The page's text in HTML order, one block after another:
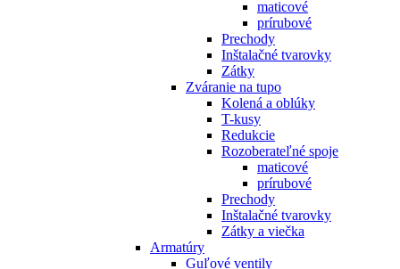
maticové
prírubové
Prechody
Inštalačné tvarovky
Zátky
Zváranie na tupo
Kolená a oblúky
T-kusy
Redukcie
Rozoberateľné spoje
maticové
prírubové
Prechody
Inštalačné tvarovky
Zátky a viečka
Armatúry
Guľové ventily